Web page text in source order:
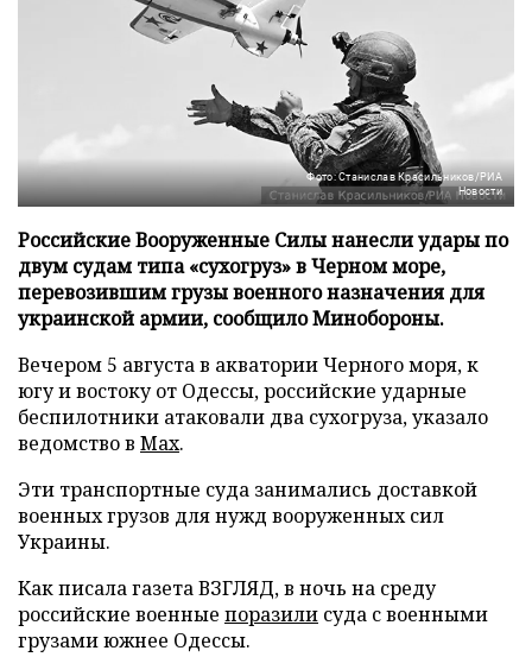
Фото: Станислав Красильников/РИА
Новости
Российские Вооруженные Силы нанесли удары по
двум судам типа «сухогруз» в Черном море,
перевозившим грузы военного назначения для
украинской армии, сообщило Минобороны.
Вечером 5 августа в акватории Черного моря, к
югу и востоку от Одессы, российские ударные
беспилотники атаковали два сухогруза, указало
ведомство в Max.
Эти транспортные суда занимались доставкой
военных грузов для нужд вооруженных сил
Украины.
Как писала газета ВЗГЛЯД, в ночь на среду
российские военные поразили суда с военными
грузами южнее Одессы.